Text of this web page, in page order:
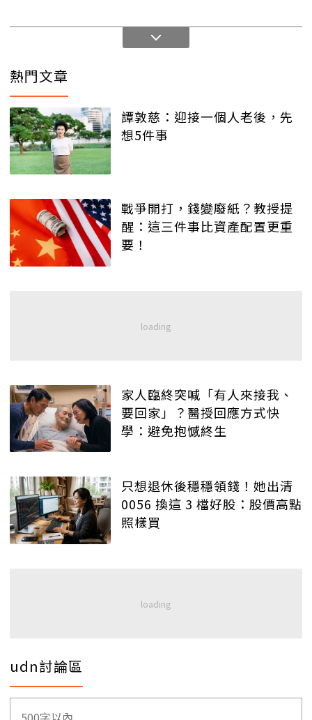
熱門文章
譚敦慈：迎接一個人老後，先
想5件事
戰爭開打，錢變廢紙？教授提
醒：這三件事比資產配置更重
要！
家人臨終突喊「有人來接我、
要回家」？醫授回應方式快
學：避免抱憾終生
只想退休後穩穩領錢！她出清
0056 換這 3 檔好股：股價高點
照樣買
udn討論區